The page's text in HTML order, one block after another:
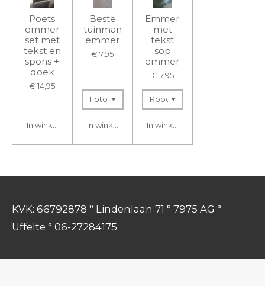
Poets
emmer
set met
tekst en
spons +
doek
€ 14,95
In winkelwagen
Beste
tuinman
emmer
€ 7,95
In winkelwagen
Emmer
met
tekst
sop
emmer
€ 7,95
In winkelwagen
KVK: 66792878 ° Lindenlaan 71 ° 7975 AG °
Uffelte ° 06-27284175